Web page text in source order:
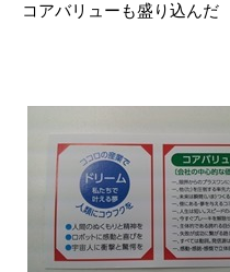
コアバリューも盛り込んだ